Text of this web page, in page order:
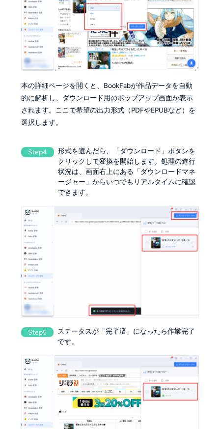
本の詳細ページを開くと、BookFabが作品データを自動
的に解析し、ダウンロード用のポップアップ画面が表示
されます。ここで希望の出力形式（PDFやEPUBなど）を
選択します。
Step4
形式を選んだら、「ダウンロード」ボタンを
クリックして変換を開始します。処理の進行
状況は、画面右上にある「ダウンロードマネ
ージャー」からいつでもリアルタイムに確認
できます。
Step5
ステータスが「完了済」になったら作業完了
です。